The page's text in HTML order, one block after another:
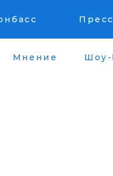
Мнение Шоу-